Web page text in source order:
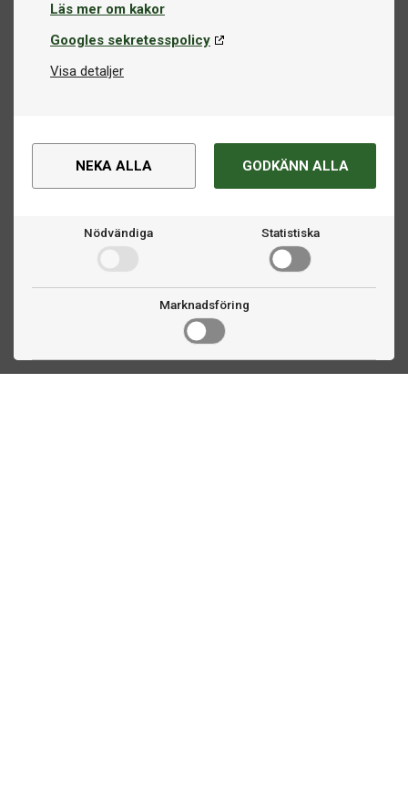
Läs mer om kakor
Googles sekretesspolicy
Visa detaljer
NEKA ALLA GODKÄNN ALLA
Nödvändiga Statistiska
Marknadsföring